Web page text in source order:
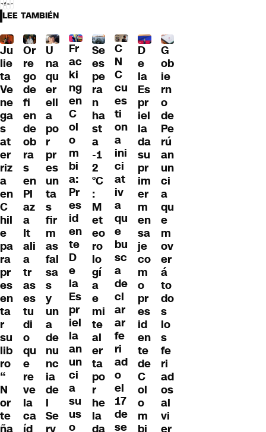
LEE TAMBIÉN
Ju
lie
ta
Ve
ne
ga
s
at
er
riz
a
en
C
hil
e
pa
ra
pr
es
en
ta
r
su
lib
ro
“
N
or
te
ña
Or
re
go
de
fi
en
de
ob
ra
s
en
Pl
az
a
It
ali
a
tr
as
es
tu
di
o
qu
e
re
ve
la
ca
íd
U
na
qu
er
ell
a
po
r
pr
es
un
ta
s
fir
m
as
fal
sa
s
y
un
a
de
nu
nc
ia
de
l
Se
rv
Fr
ac
ki
ng
en
C
ol
o
m
bi
a:
Pr
es
id
en
te
D
e
la
Es
pr
iel
la
an
un
ci
a
su
us
o
Se
es
pe
ra
n
ha
st
a
-1
2
°C
:
M
et
eo
ro
lo
gí
a
e
mi
te
al
er
ta
po
r
he
la
da
C
N
C
cu
es
ti
on
a
ini
ci
at
iv
a
qu
e
bu
sc
a
de
cl
ar
ar
fe
ri
ad
o
el
17
de
se
D
e
la
Es
pr
iel
la
da
su
pr
im
er
m
en
sa
je
co
m
o
pr
es
id
en
te
de
C
ol
o
m
bi
G
ob
ie
rn
o
de
Pe
rú
an
un
ci
a
qu
e
m
ov
er
á
to
do
s
lo
s
fe
ri
ad
os
al
vi
er